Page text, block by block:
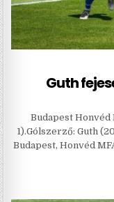
Guth
Budapest Honvéd
1).Gólszerző: Guth
Budapest, Honvéd